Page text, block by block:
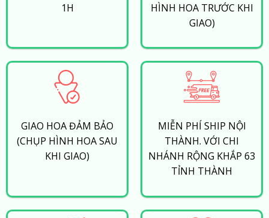
1H
HÌNH HOA TRƯỚC KHI
GIAO)
GIAO HOA ĐẢM BẢO
(CHỤP HÌNH HOA SAU
KHI GIAO)
MIỄN PHÍ SHIP NỘI
THÀNH. VỚI CHI
NHÁNH RỘNG KHẮP 63
TỈNH THÀNH